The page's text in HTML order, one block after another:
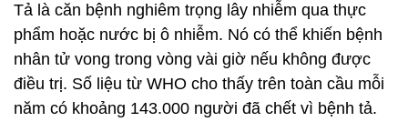
Tả là căn bệnh nghiêm trọng lây nhiễm qua thực
phẩm hoặc nước bị ô nhiễm. Nó có thể khiến bệnh
nhân tử vong trong vòng vài giờ nếu không được
điều trị. Số liệu từ WHO cho thấy trên toàn cầu mỗi
năm có khoảng 143.000 người đã chết vì bệnh tả.